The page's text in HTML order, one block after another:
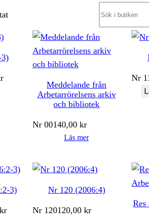
Meddelande från
Arbetarrörelsens arkiv
och bibliotek
Nr 00140,00 kr
Läs mer
Nr
3)
kr
Nr 120 (2006:4)
Nr 120120,00 kr
Res